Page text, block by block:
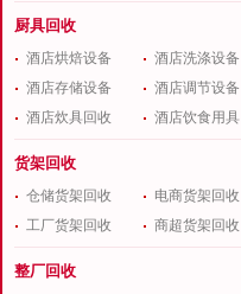
厨具回收
酒店烘焙设备
酒店洗涤设备
酒店存储设备
酒店调节设备
酒店炊具回收
酒店饮食用具
货架回收
仓储货架回收
电商货架回收
工厂货架回收
商超货架回收
整厂回收